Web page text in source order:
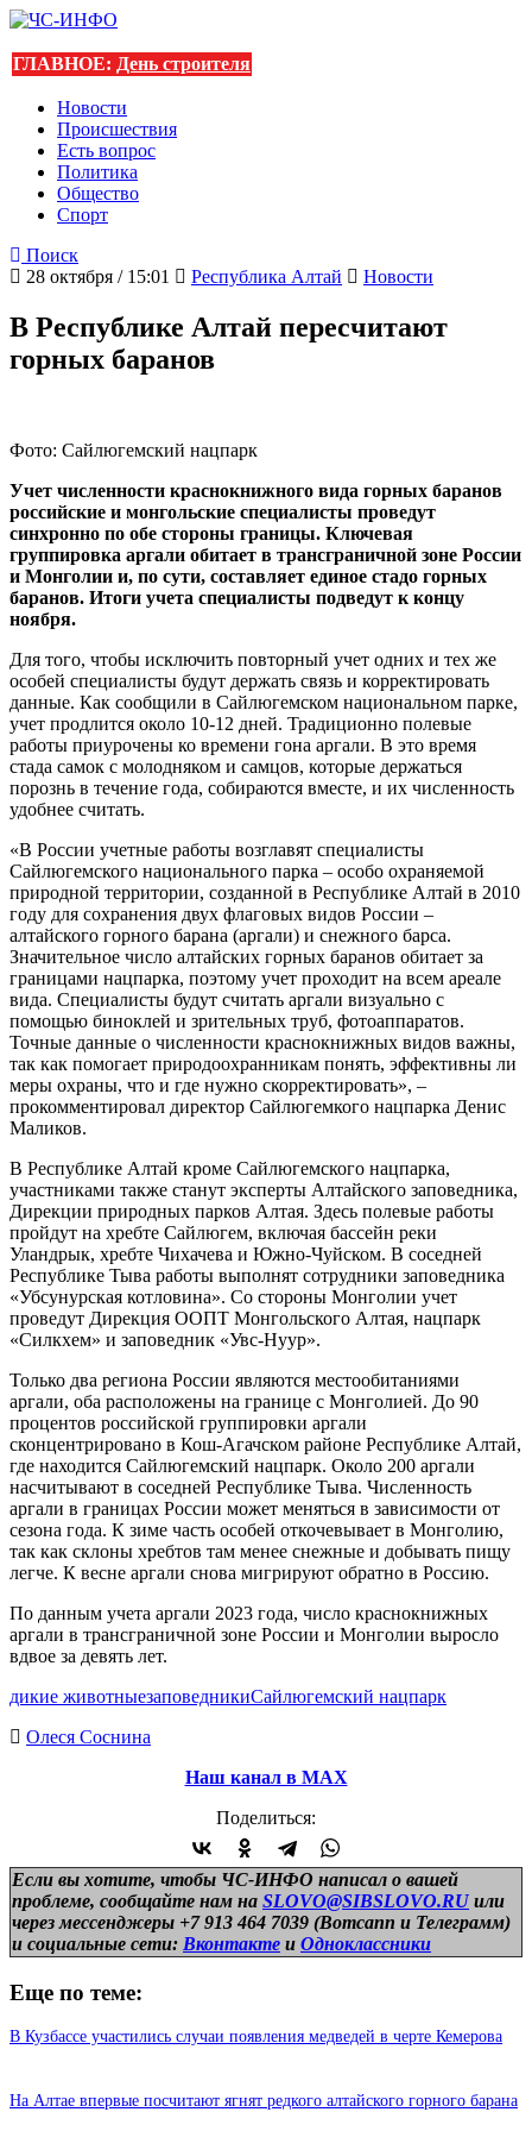
ГЛАВНОЕ: День строителя
Новости
Происшествия
Есть вопрос
Политика
Общество
Спорт
Поиск
28 октября / 15:01
Республика Алтай Новости
В Республике Алтай пересчитают
горных баранов
Фото: Сайлюгемский нацпарк
Учет численности краснокнижного вида горных баранов
российские и монгольские специалисты проведут
синхронно по обе стороны границы. Ключевая
группировка аргали обитает в трансграничной зоне России
и Монголии и, по сути, составляет единое стадо горных
баранов. Итоги учета специалисты подведут к концу
ноября.
Для того, чтобы исключить повторный учет одних и тех же
особей специалисты будут держать связь и корректировать
данные. Как сообщили в Сайлюгемском национальном парке,
учет продлится около 10-12 дней. Традиционно полевые
работы приурочены ко времени гона аргали. В это время
стада самок с молодняком и самцов, которые держаться
порознь в течение года, собираются вместе, и их численность
удобнее считать.
«В России учетные работы возглавят специалисты
Сайлюгемского национального парка – особо охраняемой
природной территории, созданной в Республике Алтай в 2010
году для сохранения двух флаговых видов России –
алтайского горного барана (аргали) и снежного барса.
Значительное число алтайских горных баранов обитает за
границами нацпарка, поэтому учет проходит на всем ареале
вида. Специалисты будут считать аргали визуально с
помощью биноклей и зрительных труб, фотоаппаратов.
Точные данные о численности краснокнижных видов важны,
так как помогает природоохранникам понять, эффективны ли
меры охраны, что и где нужно скорректировать», –
прокомментировал директор Сайлюгемкого нацпарка Денис
Маликов.
В Республике Алтай кроме Сайлюгемского нацпарка,
участниками также станут эксперты Алтайского заповедника,
Дирекции природных парков Алтая. Здесь полевые работы
пройдут на хребте Сайлюгем, включая бассейн реки
Уландрык, хребте Чихачева и Южно-Чуйском. В соседней
Республике Тыва работы выполнят сотрудники заповедника
«Убсунурская котловина». Со стороны Монголии учет
проведут Дирекция ООПТ Монгольского Алтая, нацпарк
«Силкхем» и заповедник «Увс-Нуур».
Только два региона России являются местообитаниями
аргали, оба расположены на границе с Монголией. До 90
процентов российской группировки аргали
сконцентрировано в Кош-Агачском районе Республике Алтай,
где находится Сайлюгемский нацпарк. Около 200 аргали
насчитывают в соседней Республике Тыва. Численность
аргали в границах России может меняться в зависимости от
сезона года. К зиме часть особей откочевывает в Монголию,
так как склоны хребтов там менее снежные и добывать пищу
легче. К весне аргали снова мигрируют обратно в Россию.
По данным учета аргали 2023 года, число краснокнижных
аргали в трансграничной зоне России и Монголии выросло
вдвое за девять лет.
дикие животныезаповедникиСайлюгемский нацпарк
Олеся Соснина
Наш канал в МАХ
Поделиться:
Если вы хотите, чтобы ЧС-ИНФО написал о вашей
проблеме, сообщайте нам на SLOVO@SIBSLOVO.RU или
через мессенджеры +7 913 464 7039 (Вотсапп и Телеграмм)
и социальные сети: Вконтакте и Одноклассники
Еще по теме:
В Кузбассе участились случаи появления медведей в черте Кемерова
На Алтае впервые посчитают ягнят редкого алтайского горного барана